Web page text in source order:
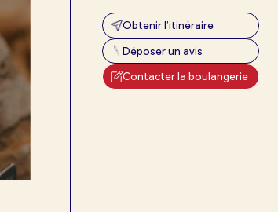
Obtenir l’itinéraire
Déposer un avis
Contacter la boulangerie